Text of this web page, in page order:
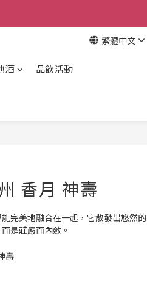
繁體中文
酒 品飲活動
香月 神壽
完美地融合在一起，它散發出悠然的
是莊嚴而內斂。
壽